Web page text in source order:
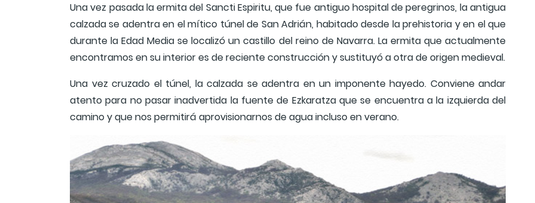
Una vez pasada la ermita del Sancti Espiritu, que fue antiguo hospital de peregrinos, la antigua
calzada se adentra en el mítico túnel de San Adrián, habitado desde la prehistoria y en el que
durante la Edad Media se localizó un castillo del reino de Navarra. La ermita que actualmente
encontramos en su interior es de reciente construcción y sustituyó a otra de origen medieval.
Una vez cruzado el túnel, la calzada se adentra en un imponente hayedo. Conviene andar
atento para no pasar inadvertida la fuente de Ezkaratza que se encuentra a la izquierda del
camino y que nos permitirá aprovisionarnos de agua incluso en verano.